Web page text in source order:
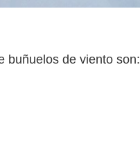
buñuelos de viento son: